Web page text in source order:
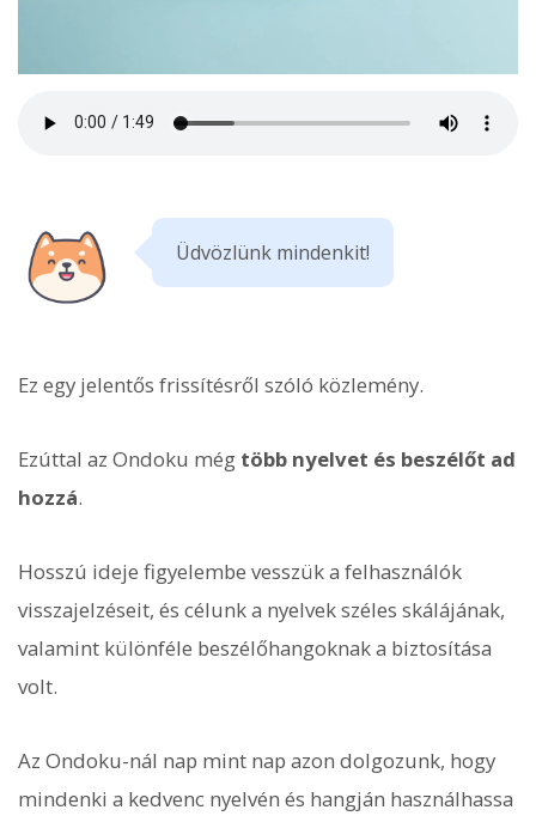
Üdvözlünk mindenkit!
Ez egy jelentős frissítésről szóló közlemény.
Ezúttal az Ondoku még több nyelvet és beszélőt ad
hozzá.
Hosszú ideje figyelembe vesszük a felhasználók
visszajelzéseit, és célunk a nyelvek széles skálájának,
valamint különféle beszélőhangoknak a biztosítása
volt.
Az Ondoku-nál nap mint nap azon dolgozunk, hogy
mindenki a kedvenc nyelvén és hangján használhassa